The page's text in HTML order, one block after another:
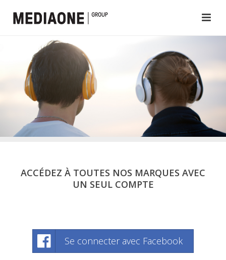
ACCÉDEZ À TOUTES NOS MARQUES AVEC
UN SEUL COMPTE
Se connecter avec Facebook